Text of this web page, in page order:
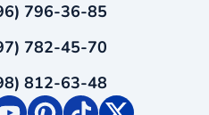
796-36-85
782-45-70
812-63-48